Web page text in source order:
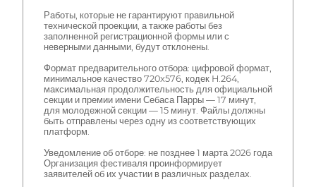
Работы, которые не гарантируют правильной
технической проекции, а также работы без
заполненной регистрационной формы или с
неверными данными, будут отклонены.
Формат предварительного отбора: цифровой формат,
минимальное качество 720x576, кодек H.264,
максимальная продолжительность для официальной
секции и премии имени Себаса Парры — 17 минут,
для молодежной секции — 15 минут. Файлы должны
быть отправлены через одну из соответствующих
платформ.
Уведомление об отборе: не позднее 1 марта 2026 года
Организация фестиваля проинформирует
заявителей об их участии в различных разделах.